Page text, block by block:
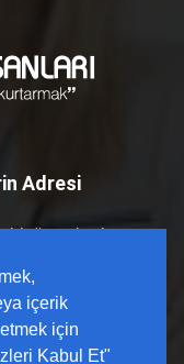
Adresi
anlarda
olarak; sahada
ve hızlı
içerik
için
Kabul Et"